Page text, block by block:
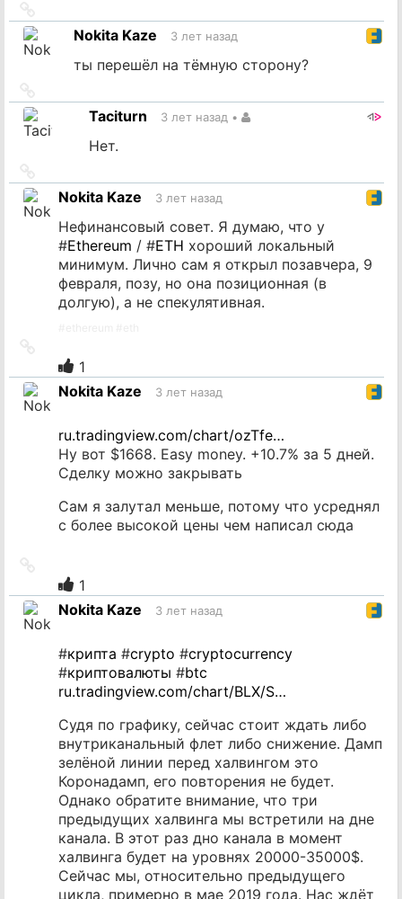
на
источникNokita Kaze 3 лет назад
ты перешёл на тёмную сторону?
на
источникTaciturn 3 лет назад •
Нет.
на
источник
Nokita Kaze 3 лет назад
Нефинансовый совет. Я думаю, что у
#Ethereum / #ETH хороший локальный
минимум. Лично сам я открыл позавчера, 9
февраля, позу, но она позиционная (в
долгую), а не спекулятивная.
источник
1
Nokita Kaze
3 лет назад
ru.tradingview.com/chart/ozTfe…
Ну вот $1668. Easy money. +10.7% за 5 дней.
Сделку можно закрывать
Сам я залутал меньше, потому что усреднял
с более высокой цены чем написал сюда
источник
1
Nokita Kaze
3 лет назад
#крипта #crypto #cryptocurrency
#криптовалюты #btc
ru.tradingview.com/chart/BLX/S…
Судя по графику, сейчас стоит ждать либо
внутриканальный флет либо снижение. Дамп
зелёной линии перед халвингом это
Коронадамп, его повторения не будет.
Однако обратите внимание, что три
предыдущих халвинга мы встретили на дне
канала. В этот раз дно канала в момент
халвинга будет на уровнях 20000-35000$.
Сейчас мы, относительно предыдущего
цикла, примерно в мае 2019 года. Нас ждёт